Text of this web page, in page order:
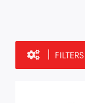
FILTERS